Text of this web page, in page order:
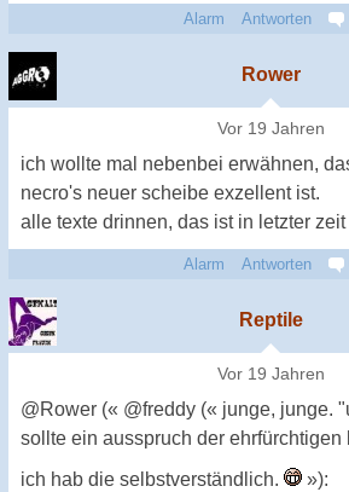
Alarm Antworten
Rower
Vor 19 Jahren
ich wollte mal nebenbei erwähnen,
necro's neuer scheibe exzellent ist.
alle texte drinnen, das ist in letzter zeit
Alarm Antworten
Reptile
Vor 19 Jahren
@Rower (« @freddy (« junge, junge.
sollte ein ausspruch der ehrfürchtigen
ich hab die selbstverständlich.
»):